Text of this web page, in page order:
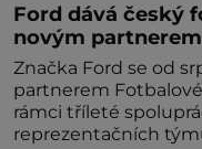
Ford dává český
novým partnerem
Značka Ford se od
partnerem
rámci tříleté
reprezentačních